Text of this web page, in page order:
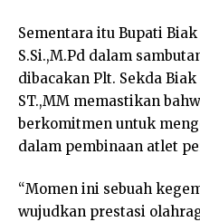
Sementara itu Bupati
S.Si.,M.Pd dalam
dibacakan Plt. Sekda
ST.,MM memastikan
berkomitmen untuk
dalam pembinaan atlet
“Momen ini sebuah
wujudkan prestasi